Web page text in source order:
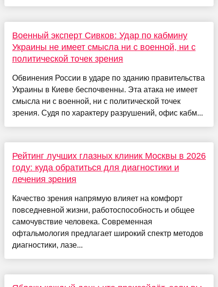
Военный эксперт Сивков: Удар по кабмину
Украины не имеет смысла ни с военной, ни с
политической точек зрения
Обвинения России в ударе по зданию правительства
Украины в Киеве беспочвенны. Эта атака не имеет
смысла ни с военной, ни с политической точек
зрения. Судя по характеру разрушений, офис кабм...
Рейтинг лучших глазных клиник Москвы в 2026
году: куда обратиться для диагностики и
лечения зрения
Качество зрения напрямую влияет на комфорт
повседневной жизни, работоспособность и общее
самочувствие человека. Современная
офтальмология предлагает широкий спектр методов
диагностики, лазе...